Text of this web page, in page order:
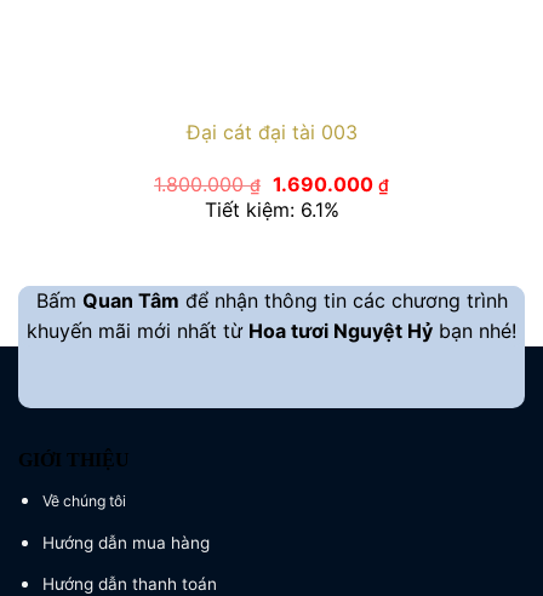
Đại cát đại tài 003
1.800.000₫ Giá
gốc
là:
1.690.000 ₫Giá
hiện
Tiết kiệm: 6.1%
Bấm Quan Tâm để nhận thông tin các chương trình
khuyến mãi mới nhất từ Hoa tươi Nguyệt Hỷ bạn nhé!
GIỚI THIỆU
Về chúng tôi
Hướng dẫn mua hàng
Hướng dẫn thanh toán